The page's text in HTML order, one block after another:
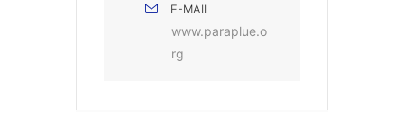
E-MAIL
www.paraplue.o
rg